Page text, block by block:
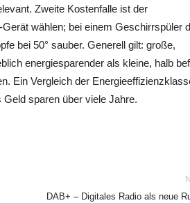
Zweite Kostenfalle ist der
wählen; bei einem Geschirrspüler
bei 50° sauber. Generell gilt: große,
energiesparender als kleine, halb
Ein Vergleich der
sparen über viele Jahre.
DAB+ – Digitales Radio als neue